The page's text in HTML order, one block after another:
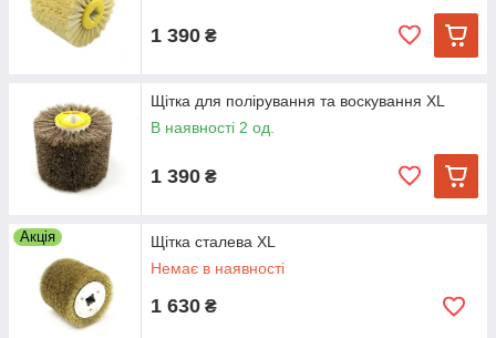
1 390 ₴
Щітка для полірування та воскування XL
В наявності 2 од.
1 390 ₴
Акція
Щітка сталева XL
Немає в наявності
1 630 ₴